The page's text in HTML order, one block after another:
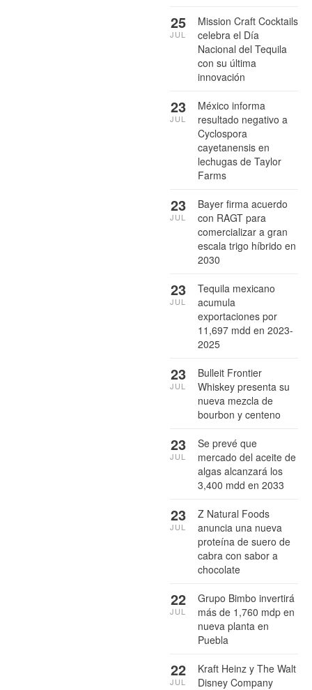
Mission Craft Cocktails
celebra el Día
Nacional del Tequila
con su última
innovación
25
JUL
México informa
resultado negativo a
Cyclospora
cayetanensis en
lechugas de Taylor
Farms
23
JUL
Bayer firma acuerdo
con RAGT para
comercializar a gran
escala trigo híbrido en
2030
23
JUL
Tequila mexicano
acumula
exportaciones por
11,697 mdd en 2023-
2025
23
JUL
Bulleit Frontier
Whiskey presenta su
nueva mezcla de
bourbon y centeno
23
JUL
Se prevé que
mercado del aceite de
algas alcanzará los
3,400 mdd en 2033
23
JUL
Z Natural Foods
anuncia una nueva
proteína de suero de
cabra con sabor a
chocolate
23
JUL
Grupo Bimbo invertirá
más de 1,760 mdp en
nueva planta en
Puebla
22
JUL
Kraft Heinz y The Walt
Disney Company
22
JUL